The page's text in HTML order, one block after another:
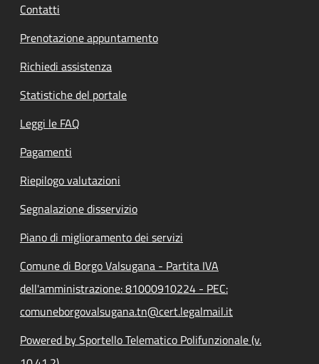
Contatti
Prenotazione appuntamento
Richiedi assistenza
Statistiche del portale
Leggi le FAQ
Pagamenti
Riepilogo valutazioni
Segnalazione disservizio
Piano di miglioramento dei servizi
Comune di Borgo Valsugana - Partita IVA
dell'amministrazione: 81000910224 - PEC:
comuneborgovalsugana.tn@cert.legalmail.it
Powered by Sportello Telematico Polifunzionale (v.